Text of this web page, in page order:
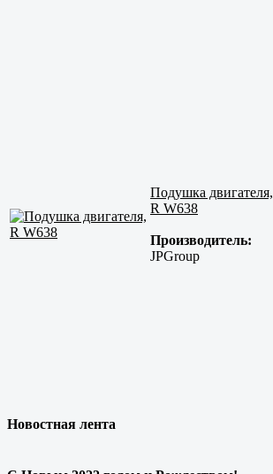
Подушка двигателя,
R W638
Производитель:
JPGroup
Новостная лента